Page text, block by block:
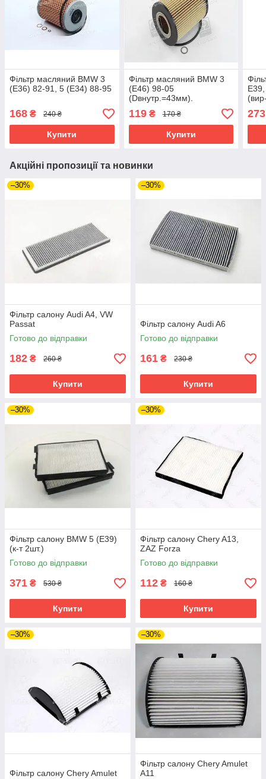
Фільтр масляний BMW 3
(E36) 82-91, 5 (E34) 88-95
168 ₴ 240 ₴
Купити
Фільтр масляний BMW 3
(E46) 98-05
(Dвнутр.=43мм).
119₴ 170 ₴
Купити
273
Акційні пропозиції та новинки
–30%
Фільтр салону Audi A4, VW
Passat
Готово до відправки
182 ₴ 260 ₴
Купити
–30%
Фільтр салону Audi A6
Готово до відправки
161 ₴ 230 ₴
Купити
–30%
Фільтр салону BMW 5 (E39)
(к-т 2шт.)
Готово до відправки
371 ₴ 530 ₴
Купити
–30%
Фільтр салону Chery A13,
ZAZ Forza
Готово до відправки
112 ₴ 160 ₴
Купити
–30%
Фільтр салону Chery Amulet
–30%
Фільтр салону Chery Amulet
A11